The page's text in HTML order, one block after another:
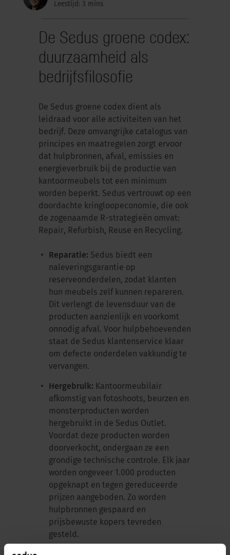
Leestijd: 3 mins
De Sedus groene codex:
duurzaamheid als
bedrijfsfilosofie
De Sedus groene codex dient als
leidraad voor alle activiteiten van het
bedrijf. Deze omvangrijke catalogus van
principes en maatregelen zorgt ervoor
dat hulpbronnen, afval, emissies en
energieverbruik bij de productie van
kantoormeubels tot een minimum
worden beperkt. Sedus vertrouwt op een
doordachte kringloopeconomie, die ook
de zogenaamde R-strategieën omvat:
Repair, Refurbish, Reuse en Recycling.
Reparatie: Sedus biedt een
naleveringsgarantie op
reserveonderdelen, zodat klanten
hun meubels zelf kunnen repareren.
Dit verlengt de levensduur van de
producten aanzienlijk en voorkomt
onnodig afval. Voor hulpbehoevenden
staat de Sedus klantenservice klaar
om defecte onderdelen vakkundig te
vervangen.
Hergebruik: Kantoormeubilair
afkomstig van fotoshoots, beurzen en
monsterproducten worden
hergebruikt in de Sedus Outlet.
Voordat deze producten worden
doorverkocht, ondergaan ze een
grondige technische controle. Elk jaar
worden ongeveer 1.000 producten
opgeknapt en tegen gereduceerde
prijzen aangeboden. Zo worden
hulpbronnen gespaard en
prijsbewuste kopers tevreden
gesteld.